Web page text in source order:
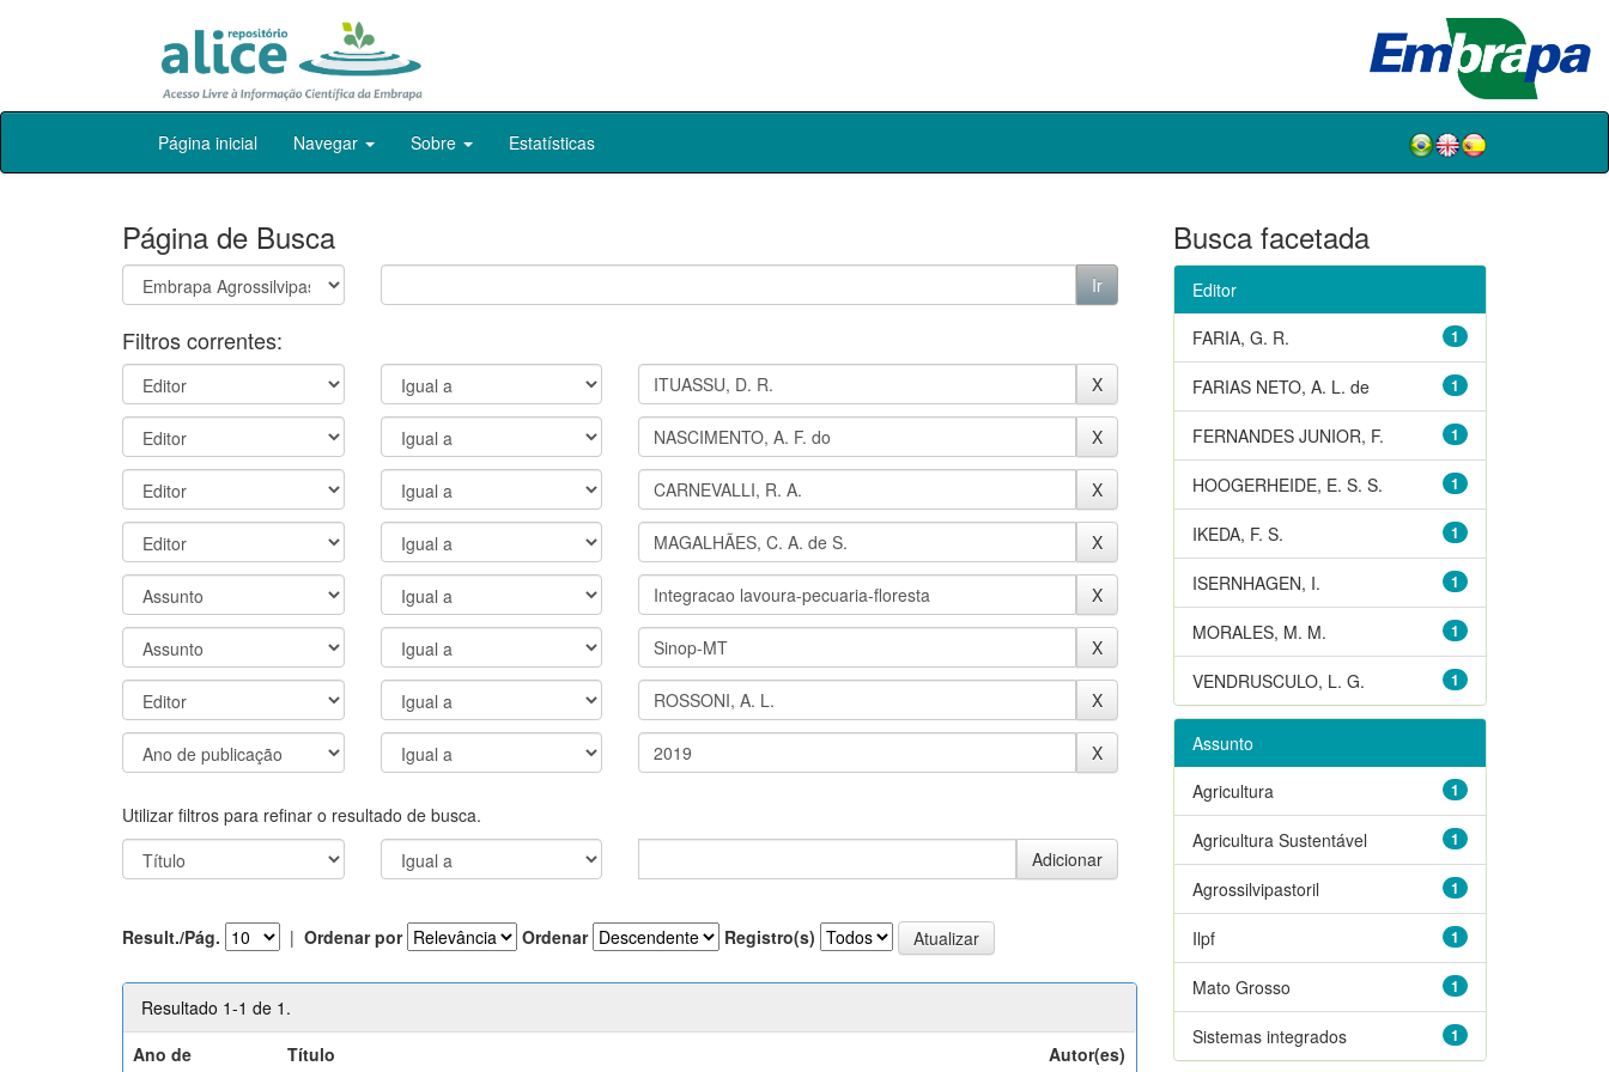
Skip
Página inicial Navegar Sobre Estatísticas
Página de Busca
Filtros correntes:
Utilizar filtros para refinar o resultado de busca.
Result./Pág. | Ordenar por Ordenar Registro(s)
Resultado 1-1 de 1.
Ano de
Título Autor(es)
Busca facetada
Editor
1
FARIA, G. R.
1
FARIAS NETO, A. L. de
1
FERNANDES JUNIOR, F.
1
HOOGERHEIDE, E. S. S.
1
IKEDA, F. S.
1
ISERNHAGEN, I.
1
MORALES, M. M.
1
VENDRUSCULO, L. G.
Assunto
1
Agricultura
1
Agricultura Sustentável
1
Agrossilvipastoril
1
Ilpf
1
Mato Grosso
1
Sistemas integrados